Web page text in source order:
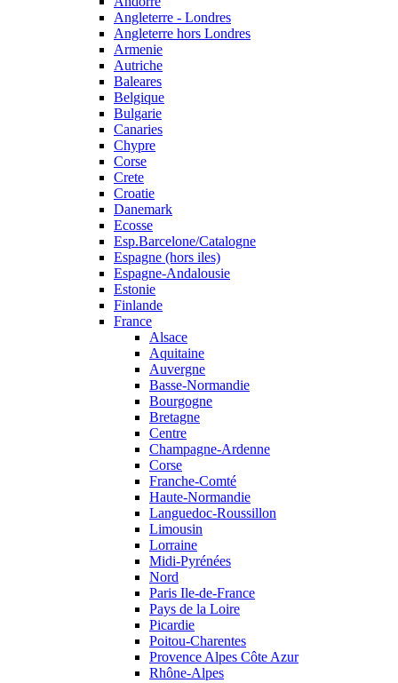
Angleterre - Londres
Angleterre hors Londres
Armenie
Autriche
Baleares
Belgique
Bulgarie
Canaries
Chypre
Corse
Crete
Croatie
Danemark
Ecosse
Esp.Barcelone/Catalogne
Espagne (hors iles)
Espagne-Andalousie
Estonie
Finlande
France
Alsace
Aquitaine
Auvergne
Basse-Normandie
Bourgogne
Bretagne
Centre
Champagne-Ardenne
Corse
Franche-Comté
Haute-Normandie
Languedoc-Roussillon
Limousin
Lorraine
Midi-Pyrénées
Nord
Paris Ile-de-France
Pays de la Loire
Picardie
Poitou-Charentes
Provence Alpes Côte Azur
Rhône-Alpes